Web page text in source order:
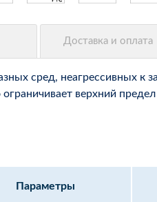
сред, неагрессивных к
верхний
Параметры